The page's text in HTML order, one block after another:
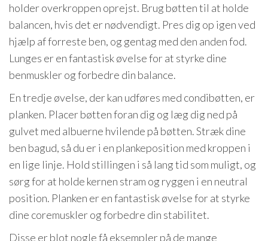
holder overkroppen oprejst. Brug bøtten til at holde
balancen, hvis det er nødvendigt. Pres dig op igen ved
hjælp af forreste ben, og gentag med den anden fod.
Lunges er en fantastisk øvelse for at styrke dine
benmuskler og forbedre din balance.
En tredje øvelse, der kan udføres med condibøtten, er
planken. Placer bøtten foran dig og læg dig ned på
gulvet med albuerne hvilende på bøtten. Stræk dine
ben bagud, så du er i en plankeposition med kroppen i
en lige linje. Hold stillingen i så lang tid som muligt, og
sørg for at holde kernen stram og ryggen i en neutral
position. Planken er en fantastisk øvelse for at styrke
dine coremuskler og forbedre din stabilitet.
Disse er blot nogle få eksempler på de mange